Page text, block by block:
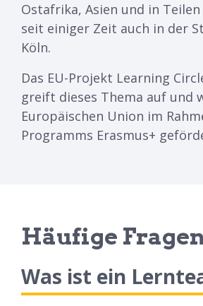
Ostafrika, Asien und in
seit einiger Zeit auch in der
Köln.
Das EU-Projekt Learning
greift dieses Thema auf und
Europäischen Union im
Programms Erasmus+
Häufige
Was ist ein